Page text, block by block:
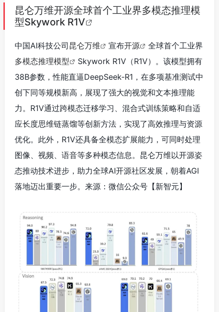
昆仑万维开源全球首个工业界多模态推理模
型Skywork R1V
中国AI科技公司昆仑万维 宣布开源
全球首个工业界
多模态推理模型
Skywork R1V（R1V）。该模型拥有
38B参数，性能直逼DeepSeek-R1，在多项基准测试中
创下同等规模新高，展现了强大的视觉和文本推理能
力。R1V通过跨模态迁移学习、混合式训练策略和自适
应长度思维链蒸馏等创新方法，实现了高效推理与资源
优化。此外，R1V还具备全模态扩展能力，可同时处理
图像、视频、语音等多种模态信息。昆仑万维以开源姿
态推动技术进步，助力全球AI开源社区发展，朝着AGI
落地迈出重要一步。来源：微信公众号【新智元】